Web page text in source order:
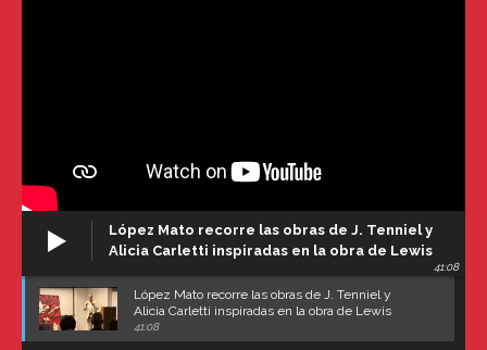
López Mato recorre las obras de J. Tenniel y
Alicia Carletti inspiradas en la obra de Lewis
41:08
López Mato recorre las obras de J. Tenniel y
Alicia Carletti inspiradas en la obra de Lewis
Carroll
41:08